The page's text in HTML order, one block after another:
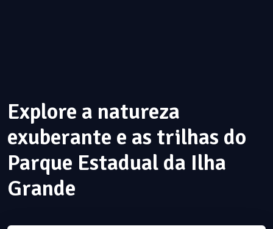
Explore a natureza
exuberante e as trilhas do
Parque Estadual da Ilha
Grande